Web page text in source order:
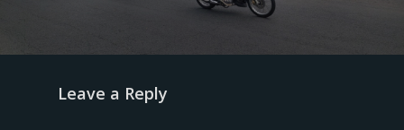
Leave a Reply